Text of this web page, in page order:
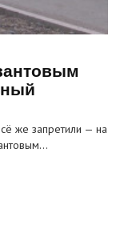
же запретили — на